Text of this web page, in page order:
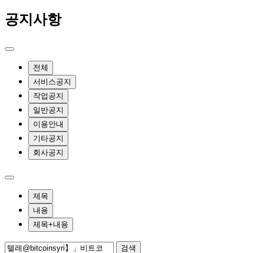
공지사항
전체
서비스공지
작업공지
일반공지
이용안내
기타공지
회사공지
제목
내용
제목+내용
검색